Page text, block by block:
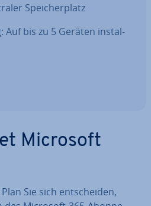
Spei­cher­platz
Auf bis zu 5 Geräten in­stal­
Microsoft
Sie sich ent­schei­den,